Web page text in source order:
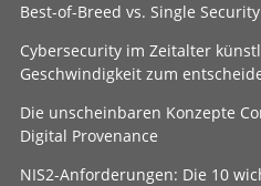
Best-of-Breed vs. Single
Cybersecurity im Zeitalter
Geschwindigkeit zum
Die unscheinbaren Konzepte
Digital Provenance
NIS2-Anforderungen: Die 10